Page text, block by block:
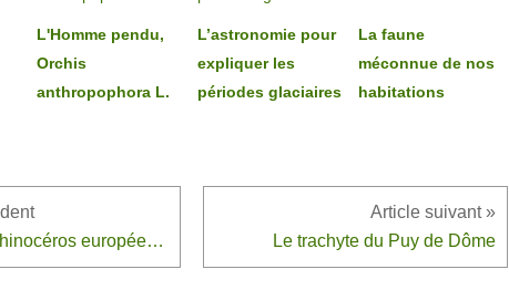
L'Homme pendu,
Orchis
anthropophora L.
L’astronomie pour
expliquer les
périodes glaciaires
La faune
méconnue de nos
habitations
Le Scarabée rhinocéros européen, Oryctes nasicornis L. Le trachyte du Puy de Dôme